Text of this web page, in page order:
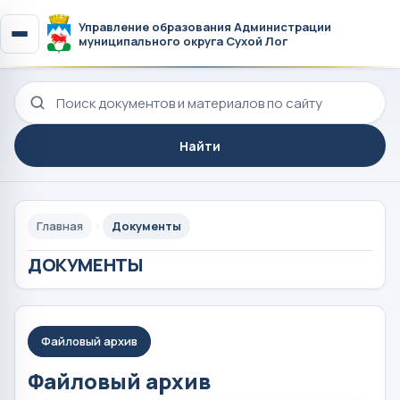
Управление образования Администрации
муниципального округа Сухой Лог
Поиск по сайту
Найти
Главная Документы
ДОКУМЕНТЫ
Файловый архив
Файловый архив